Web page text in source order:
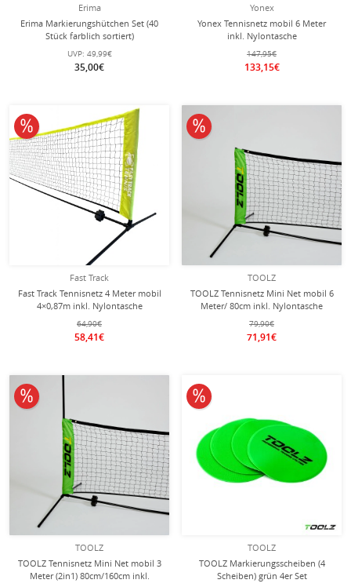
Erima
Erima Markierungshütchen Set (40
Stück farblich sortiert)
UVP: 49,99€
35,00€
Yonex
Yonex Tennisnetz mobil 6 Meter
inkl. Nylontasche
147,95€
133,15€
Fast Track
Fast Track Tennisnetz 4 Meter mobil
4×0,87m inkl. Nylontasche
64,90€
58,41€
10% reduziert
TOOLZ
TOOLZ Tennisnetz Mini Net mobil 6
Meter/ 80cm inkl. Nylontasche
79,90€
71,91€
10% reduziert
TOOLZ
TOOLZ Tennisnetz Mini Net mobil 3
Meter (2in1) 80cm/160cm inkl.
10% reduziert
TOOLZ
TOOLZ Markierungsscheiben (4
Scheiben) grün 4er Set
10% reduziert